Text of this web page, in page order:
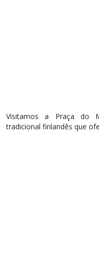
Visitamos a Praça do
tradicional finlandês que